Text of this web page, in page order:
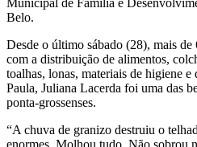
Municipal de Família e
Belo.
Desde o último sábado (28), mais
com a distribuição de alimentos,
toalhas, lonas, materiais de higiene
Paula, Juliana Lacerda foi uma das
ponta-grossenses.
“A chuva de granizo destruiu o
enormes. Molhou tudo. Não sobrou